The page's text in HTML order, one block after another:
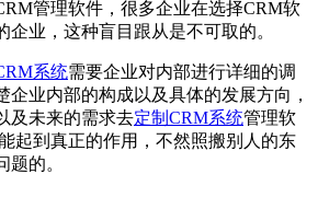
管理软件，很多企业在选择CRM软
企业，这种盲目跟从是不可取的。
系统需要企业对内部进行详细的调
企业内部的构成以及具体的发展方向，
及未来的需求去定制CRM系统管理软
起到真正的作用，不然照搬别人的东
的。